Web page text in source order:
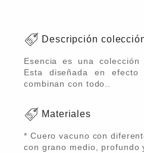
Descripción
Esencia es una
Esta diseñada en
combinan con todo..
Materiales
* Cuero vacuno con
con grano medio, profundo